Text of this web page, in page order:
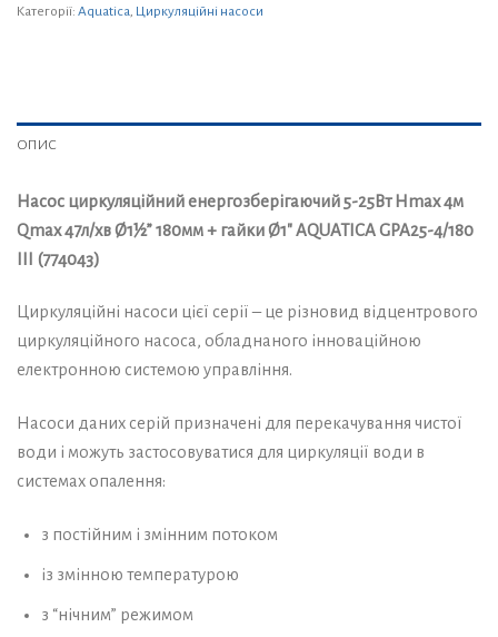
Категорії: Aquatica, Циркуляційні насоси
ОПИС
Насос циркуляційний енергозберігаючий 5-25Вт Hmax 4м
Qmax 47л/хв Ø1½” 180мм + гайки Ø1″ AQUATICA GPA25-4/180
III (774043)
Циркуляційні насоси цієї серії – це різновид відцентрового
циркуляційного насоса, обладнаного інноваційною
електронною системою управління.
Насоси даних серій призначені для перекачування чистої
води і можуть застосовуватися для циркуляції води в
системах опалення:
з постійним і змінним потоком
із змінною температурою
з “нічним” режимом